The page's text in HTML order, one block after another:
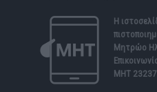
Η
Μητρώο
ΜΗΤ